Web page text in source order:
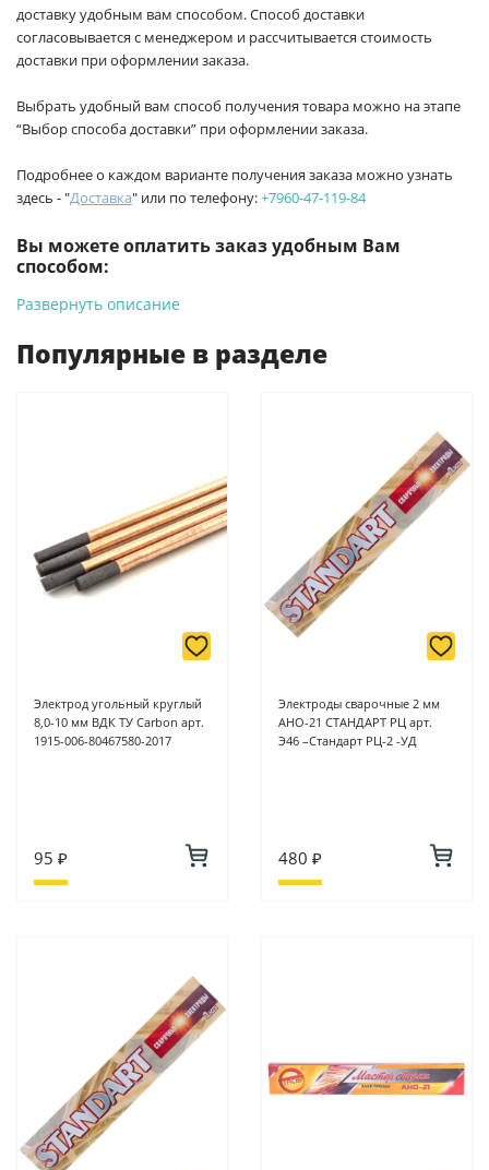
доставку удобным вам способом. Способ доставки
согласовывается с менеджером и рассчитывается стоимость
доставки при оформлении заказа.
Выбрать удобный вам способ получения товара можно на этапе
“Выбор способа доставки” при оформлении заказа.
Подробнее о каждом варианте получения заказа можно узнать
здесь - "Доставка" или по телефону:+7960-47-119-84
Вы можете оплатить заказ удобным Вам
способом:
-Банковской картой на сайте ProffЭлектро. Данный вид
Для юридических лиц: переводом на расчетный счет при
онлайн оплате заказа на сайте.
Подробнее о способах оплаты можно узнать здесь - "Оплата"
Развернуть описание
Популярные в разделе
Электрод угольный круглый
8,0-10 мм ВДК ТУ Carbon арт.
1915-006-80467580-2017
95 ₽
Электроды сварочные 2 мм
АНО-21 СТАНДАРТ РЦ арт.
Э46 –Стандарт РЦ-2 -УД
480 ₽